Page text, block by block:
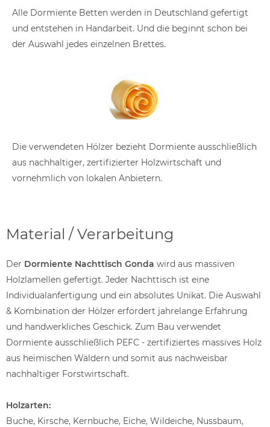
Alle Dormiente Betten werden in Deutschland gefertigt
und entstehen in Handarbeit. Und die beginnt schon bei
der Auswahl jedes einzelnen Brettes.
Die verwendeten Hölzer bezieht Dormiente ausschließlich
aus nachhaltiger, zertifizierter Holzwirtschaft und
vornehmlich von lokalen Anbietern.
Material / Verarbeitung
Der Dormiente Nachttisch Gonda wird aus massiven
Holzlamellen gefertigt. Jeder Nachttisch ist eine
Individualanfertigung und ein absolutes Unikat. Die Auswahl
& Kombination der Hölzer erfordert jahrelange Erfahrung
und handwerkliches Geschick. Zum Bau verwendet
Dormiente ausschließlich PEFC - zertifiziertes massives Holz
aus heimischen Wäldern und somit aus nachweisbar
nachhaltiger Forstwirtschaft.
Holzarten:
Buche, Kirsche, Kernbuche, Eiche, Wildeiche, Nussbaum,